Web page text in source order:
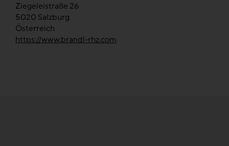
Ziegeleistraße 26
5020 Salzburg
Österreich
https://www.brandl-rhz.com